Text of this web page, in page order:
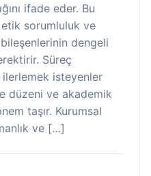
ifade eder. Bu
sorumluluk ve
dengeli
Süreç
isteyenler
düzeni ve akademik
taşır. Kurumsal
ve […]